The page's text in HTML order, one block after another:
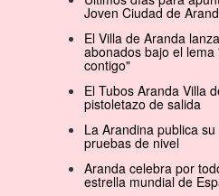
Joven Ciudad de
El Villa de Aranda
abonados bajo el
contigo"
El Tubos Aranda Villa
pistoletazo de salida
La Arandina publica
pruebas de nivel
Aranda celebra por
estrella mundial de